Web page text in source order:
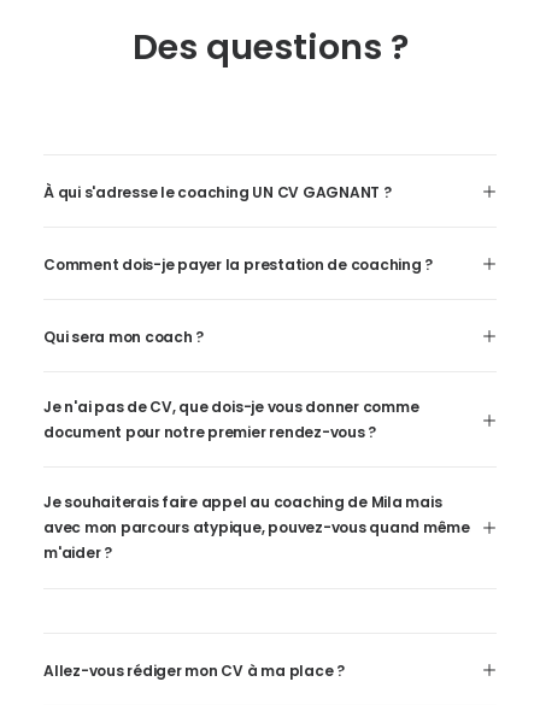
Des questions ?
À qui s'adresse le coaching UN CV GAGNANT ?
Comment dois-je payer la prestation de coaching ?
Qui sera mon coach ?
Je n'ai pas de CV, que dois-je vous donner comme
document pour notre premier rendez-vous ?
Je souhaiterais faire appel au coaching de Mila mais
avec mon parcours atypique, pouvez-vous quand même
m'aider ?
Allez-vous rédiger mon CV à ma place ?